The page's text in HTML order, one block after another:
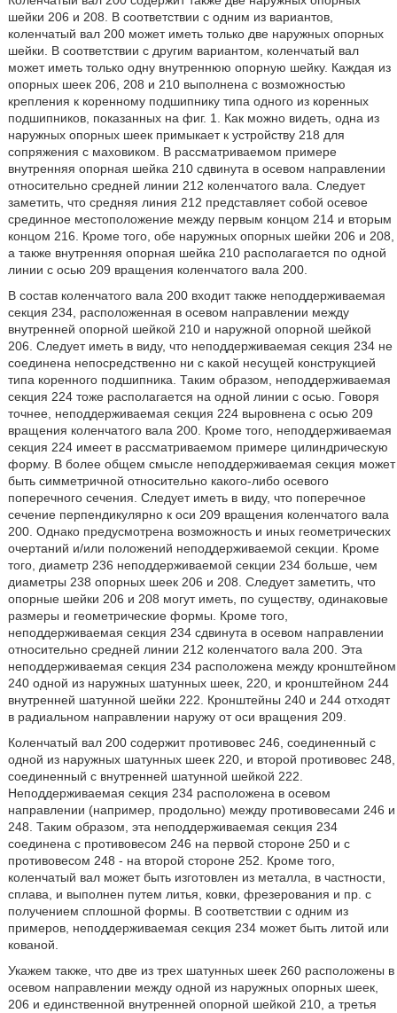
шейки 206 и 208. В соответствии с одним из вариантов,
коленчатый вал 200 может иметь только две наружных опорных
шейки. В соответствии с другим вариантом, коленчатый вал
может иметь только одну внутреннюю опорную шейку. Каждая из
опорных шеек 206, 208 и 210 выполнена с возможностью
крепления к коренному подшипнику типа одного из коренных
подшипников, показанных на фиг. 1. Как можно видеть, одна из
наружных опорных шеек примыкает к устройству 218 для
сопряжения с маховиком. В рассматриваемом примере
внутренняя опорная шейка 210 сдвинута в осевом направлении
относительно средней линии 212 коленчатого вала. Следует
заметить, что средняя линия 212 представляет собой осевое
срединное местоположение между первым концом 214 и вторым
концом 216. Кроме того, обе наружных опорных шейки 206 и 208,
а также внутренняя опорная шейка 210 располагается по одной
линии с осью 209 вращения коленчатого вала 200.
В состав коленчатого вала 200 входит также неподдерживаемая
секция 234, расположенная в осевом направлении между
внутренней опорной шейкой 210 и наружной опорной шейкой
206. Следует иметь в виду, что неподдерживаемая секция 234 не
соединена непосредственно ни с какой несущей конструкцией
типа коренного подшипника. Таким образом, неподдерживаемая
секция 224 тоже располагается на одной линии с осью. Говоря
точнее, неподдерживаемая секция 224 выровнена с осью 209
вращения коленчатого вала 200. Кроме того, неподдерживаемая
секция 224 имеет в рассматриваемом примере цилиндрическую
форму. В более общем смысле неподдерживаемая секция может
быть симметричной относительно какого-либо осевого
поперечного сечения. Следует иметь в виду, что поперечное
сечение перпендикулярно к оси 209 вращения коленчатого вала
200. Однако предусмотрена возможность и иных геометрических
очертаний и/или положений неподдерживаемой секции. Кроме
того, диаметр 236 неподдерживаемой секции 234 больше, чем
диаметры 238 опорных шеек 206 и 208. Следует заметить, что
опорные шейки 206 и 208 могут иметь, по существу, одинаковые
размеры и геометрические формы. Кроме того,
неподдерживаемая секция 234 сдвинута в осевом направлении
относительно средней линии 212 коленчатого вала 200. Эта
неподдерживаемая секция 234 расположена между кронштейном
240 одной из наружных шатунных шеек, 220, и кронштейном 244
внутренней шатунной шейки 222. Кронштейны 240 и 244 отходят
в радиальном направлении наружу от оси вращения 209.
Коленчатый вал 200 содержит противовес 246, соединенный с
одной из наружных шатунных шеек 220, и второй противовес 248,
соединенный с внутренней шатунной шейкой 222.
Неподдерживаемая секция 234 расположена в осевом
направлении (например, продольно) между противовесами 246 и
248. Таким образом, эта неподдерживаемая секция 234
соединена с противовесом 246 на первой стороне 250 и с
противовесом 248 - на второй стороне 252. Кроме того,
коленчатый вал может быть изготовлен из металла, в частности,
сплава, и выполнен путем литья, ковки, фрезерования и пр. с
получением сплошной формы. В соответствии с одним из
примеров, неподдерживаемая секция 234 может быть литой или
кованой.
Укажем также, что две из трех шатунных шеек 260 расположены в
осевом направлении между одной из наружных опорных шеек,
206 и единственной внутренней опорной шейкой 210, а третья